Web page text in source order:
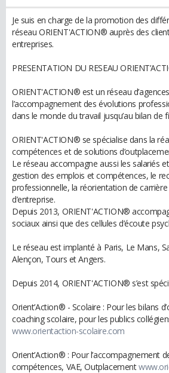
Je suis en charge de la promotion des
réseau ORIENT'ACTION® auprès des
entreprises.
PRESENTATION DU RESEAU
ORIENT'ACTION® est un réseau
l’accompagnement des évolutions
dans le monde du travail jusqu’au bilan de
ORIENT'ACTION® se spécialise dans la
compétences et de solutions
Le réseau accompagne aussi les salariés
gestion des emplois et compétences, le
professionnelle, la réorientation de
d’entreprise.
Depuis 2013, ORIENT'ACTION®
sociaux ainsi que des cellules d’écoute
Le réseau est implanté à Paris, Le Mans,
Alençon, Tours et Angers.
Depuis 2014, ORIENT'ACTION® s’est
Orient’Action® - Scolaire : Pour les bilans
coaching scolaire, pour les publics
www.orientaction-scolaire.com
Orient’Action® : Pour l’accompagnement
compétences, VAE, Outplacement